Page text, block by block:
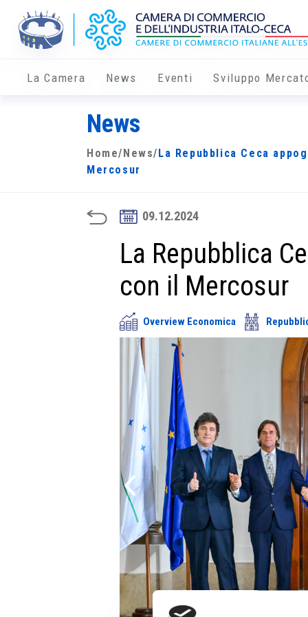
La Camera News Eventi Sviluppo
News
Home/ News/ La Repubblica Ceca
Mercosur
09.12.2024
La Repubblica
con il Mercosur
Overview Economica